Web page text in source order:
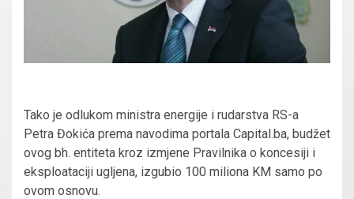
Tako je odlukom ministra energije i rudarstva RS-a
Petra Đokića prema navodima portala Capital.ba, budžet
ovog bh. entiteta kroz izmjene Pravilnika o koncesiji i
eksploataciji ugljena, izgubio 100 miliona KM samo po
ovom osnovu.